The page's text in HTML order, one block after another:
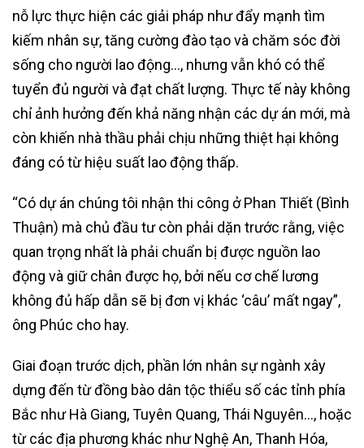
nỗ lực thực hiện các giải pháp như đẩy mạnh tìm
kiếm nhân sự, tăng cường đào tạo và chăm sóc đời
sống cho người lao động…, nhưng vẫn khó có thể
tuyển đủ người và đạt chất lượng. Thực tế này không
chỉ ảnh hưởng đến khả năng nhận các dự án mới, mà
còn khiến nhà thầu phải chịu những thiệt hại không
đáng có từ hiệu suất lao động thấp.
“Có dự án chúng tôi nhận thi công ở Phan Thiết (Bình
Thuận) mà chủ đầu tư còn phải dặn trước rằng, việc
quan trọng nhất là phải chuẩn bị được nguồn lao
động và giữ chân được họ, bởi nếu cơ chế lương
không đủ hấp dẫn sẽ bị đơn vị khác ‘câu’ mất ngay”,
ông Phúc cho hay.
Giai đoạn trước dịch, phần lớn nhân sự ngành xây
dựng đến từ đồng bào dân tộc thiểu số các tỉnh phía
Bắc như Hà Giang, Tuyên Quang, Thái Nguyên…, hoặc
từ các địa phương khác như Nghệ An, Thanh Hóa,